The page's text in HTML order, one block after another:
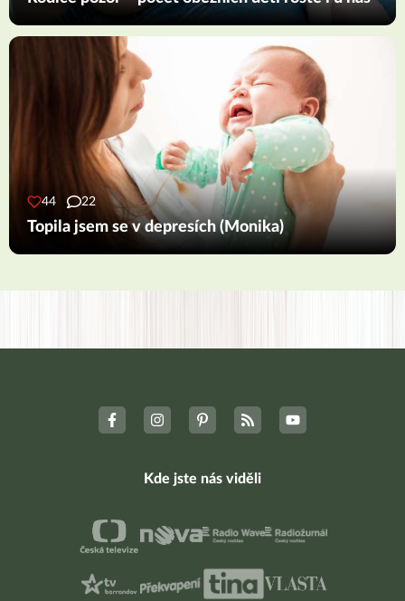
44 22
Topila jsem se v depresích (Monika)
Kde jste nás viděli